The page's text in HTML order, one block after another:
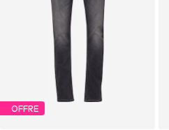
OFFRE